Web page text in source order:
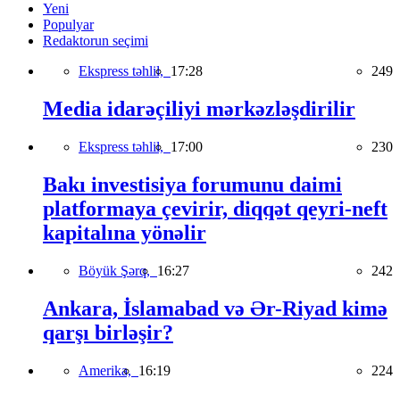
Yeni
Populyar
Redaktorun seçimi
Ekspress təhlil, 17:28 249
Media idarəçiliyi mərkəzləşdirilir
Ekspress təhlil, 17:00 230
Bakı investisiya forumunu daimi
platformaya çevirir, diqqət qeyri-neft
kapitalına yönəlir
Böyük Şərq, 16:27 242
Ankara, İslamabad və Ər-Riyad kimə
qarşı birləşir?
Amerika, 16:19 224